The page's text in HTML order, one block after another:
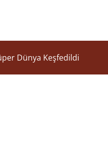
Dünya Keşfedildi